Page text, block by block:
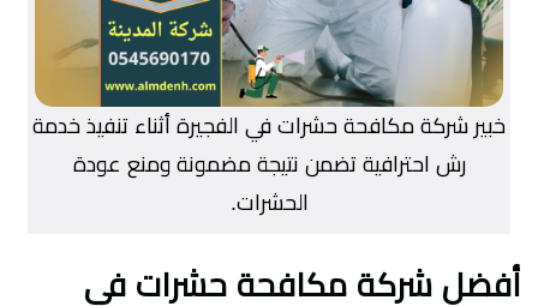
خبير شركة مكافحة حشرات في الفجيرة أثناء تنفيذ خدمة
رش احترافية تضمن نتيجة مضمونة ومنع عودة
الحشرات.
أفضل شركة مكافحة حشرات في